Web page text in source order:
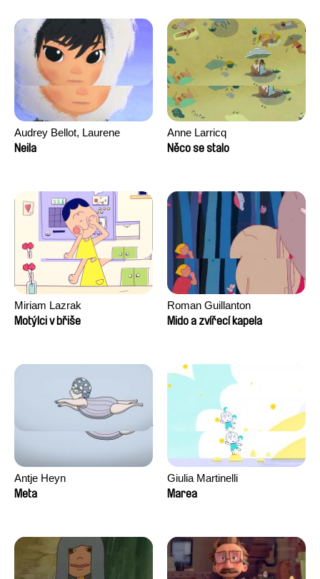
Audrey Bellot, Laurene
Desoutter, Amandine
David Tabar, Guillaume
Vezzoli, Eline Zhang
Neila
Anne Larricq
Něco se stalo
Miriam Lazrak
Motýlci v břiše
Roman Guillanton
Mido a zvířecí kapela
Antje Heyn
Meta
Giulia Martinelli
Marea